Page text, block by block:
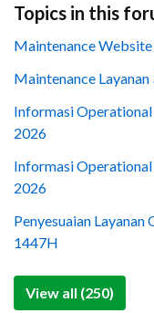
Topics in this
Maintenance
Maintenance
Informasi Operational
2026
Informasi
2026
Penyesuaian
1447H
View all (250)